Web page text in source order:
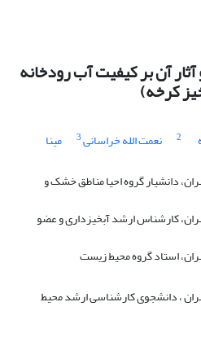
آن بر کیفیت آب رودخانه
کرخه)
2 نعمت الله خراسانی3 مینا
دانشیار گروه احیا مناطق خشک و
کارشناس ارشد آبخیزداری و عضو
استاد گروه محیط زیست
، دانشجوی کارشناسی ارشد محیط